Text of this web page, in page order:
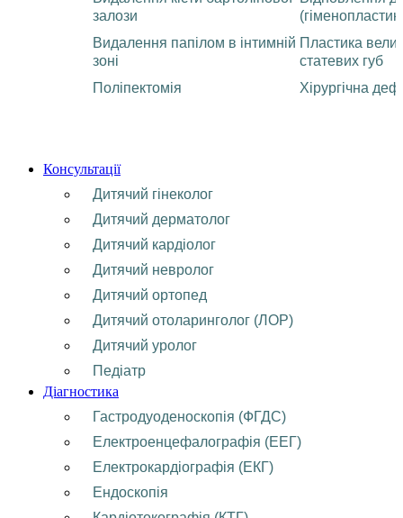
залози
Видалення папілом в інтимній
зоні
Поліпектомія
Пластика
статевих губ
Хірургічна
Консультації
Дитячий гінеколог
Дитячий дерматолог
Дитячий кардіолог
Дитячий невролог
Дитячий ортопед
Дитячий отоларинголог (ЛОР)
Дитячий уролог
Педіатр
Діагностика
Гастродуоденоскопія (ФГДС)
Електроенцефалографія (ЕЕГ)
Електрокардіографія (ЕКГ)
Ендоскопія